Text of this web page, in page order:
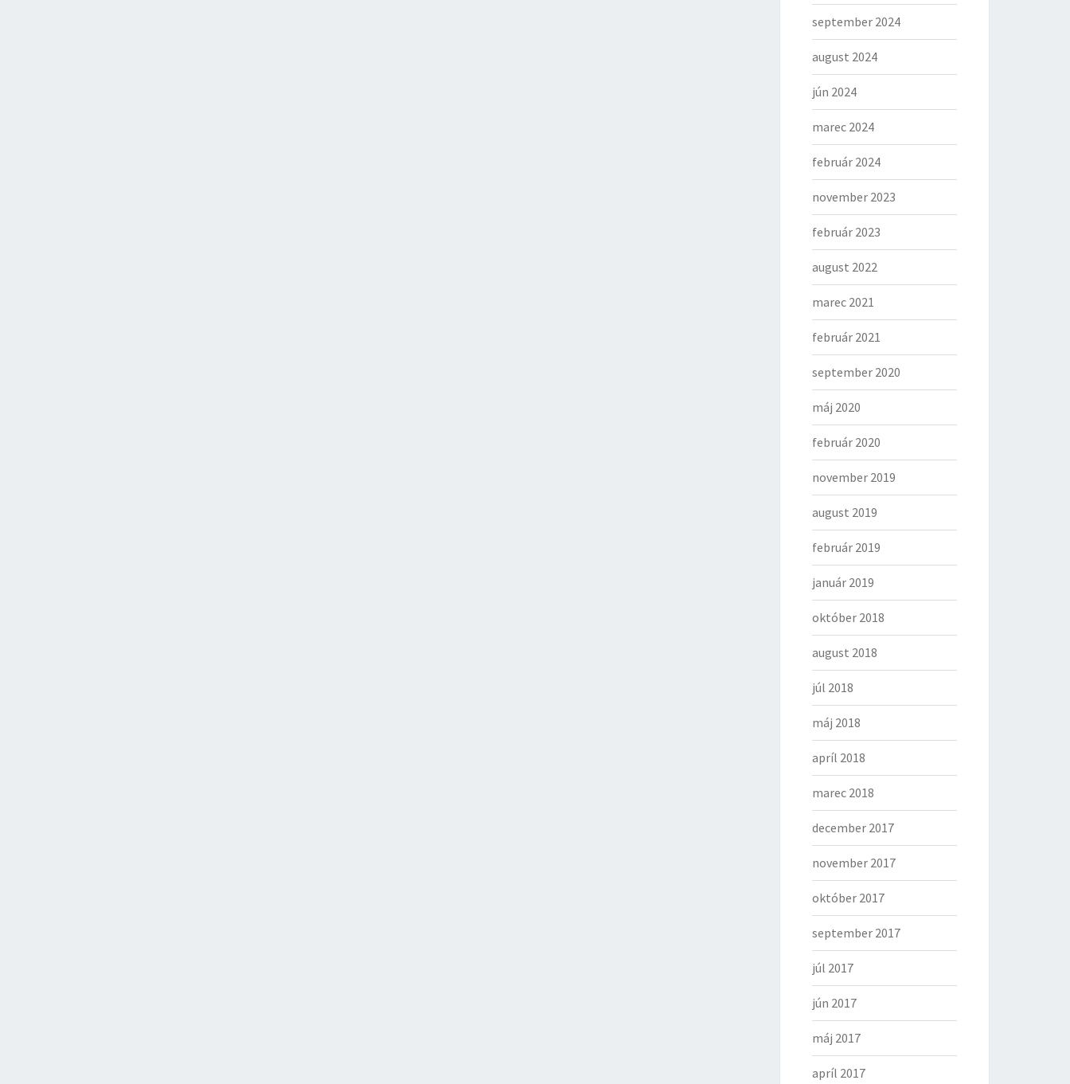
september 2024
august 2024
jún 2024
marec 2024
február 2024
november 2023
február 2023
august 2022
marec 2021
február 2021
september 2020
máj 2020
február 2020
november 2019
august 2019
február 2019
január 2019
október 2018
august 2018
júl 2018
máj 2018
apríl 2018
marec 2018
december 2017
november 2017
október 2017
september 2017
júl 2017
jún 2017
máj 2017
apríl 2017